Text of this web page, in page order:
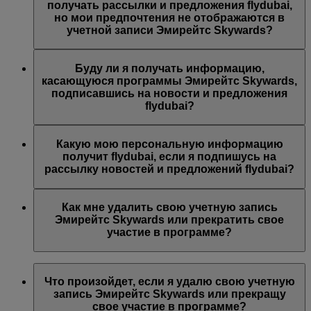
предложений Эмирейтс, Эмирейтс Skywards и/или
flydubai. Ваши предпочтения были изменены согласно
вашему выбору.
получать рассылки и предложения flydubai,
но мои предпочтения не отображаются в
учетной записи Эмирейтс Skywards?
связан с несколькими номерами участников программы
Эмирейтс Skywards или указанное вами имя не
совпадает с именем в вашей учетной записи Эмирейтс
Skywards. Войдите в учетную запись Эмирейтс
Личные предпочтения
Буду ли я получать информацию,
касающуюся программы Эмирейтс Skywards,
подписавшись на новости и предложения
flydubai?
компании flydubai, включая промоакции flydubai и
flydubai Holidays.
Какую мою персональную информацию
получит flydubai, если я подпишусь на
рассылку новостей и предложений flydubai?
электронной почты, на который будут приходить
письма. flydubai несет ответственность за обработку
вашей личной информации согласнополитике
Как мне удалить свою учетную запись
Эмирейтс Skywards или прекратить свое
участие в программе?
Skywards или прекратить свое участие в программе в
любой момент.
Что произойдет, если я удалю свою учетную
запись Эмирейтс Skywards или прекращу
свое участие в программе?